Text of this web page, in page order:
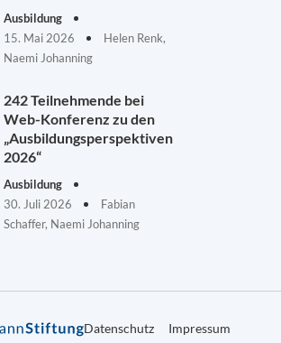
Ausbildung
15. Mai 2026
Helen Renk,
Naemi Johanning
242 Teilnehmende bei
Web-Konferenz zu den
„Ausbildungsperspektiven
2026“
Ausbildung
30. Juli 2026
Fabian
Schaffer, Naemi Johanning
Datenschutz Impressum